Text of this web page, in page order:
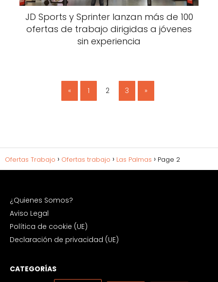
JD Sports y Sprinter lanzan más de 100
ofertas de trabajo dirigidas a jóvenes
sin experiencia
« 1 2 3 »
Ofertas Trabajo Ofertas trabajo Las Palmas Page 2
¿Quienes Somos?
Aviso Legal
Política de cookie (UE)
Declaración de privacidad (UE)
CATEGORÍAS